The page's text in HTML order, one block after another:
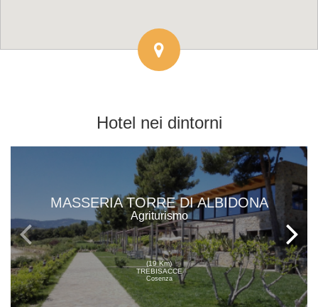
Hotel nei dintorni
MASSERIA TORRE DI ALBIDONA
Agriturismo
(19 Km)
TREBISACCE
Cosenza